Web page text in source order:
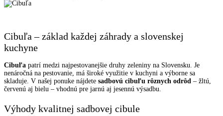
Cibuľa – základ každej záhrady a slovenskej
kuchyne
Cibuľa patrí medzi najpestovanejšie druhy zeleniny na Slovensku. Je
nenáročná na pestovanie, má široké využitie v kuchyni a výborne sa
skladuje. V našej ponuke nájdete sadbovú cibuľu rôznych odrôd – žltú,
červenú aj bielu – vhodnú pre jarnú aj jesennú výsadbu.
Výhody kvalitnej sadbovej cibule